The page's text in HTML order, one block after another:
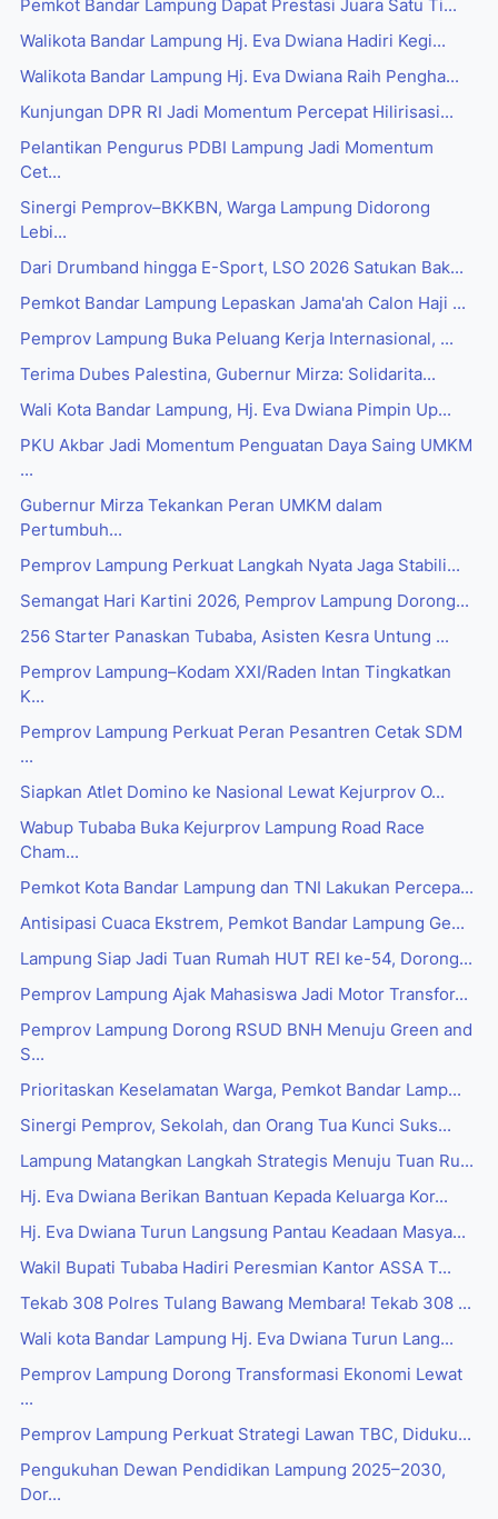
Pemkot Bandar Lampung Dapat Prestasi Juara Satu Ti...
Walikota Bandar Lampung Hj. Eva Dwiana Hadiri Kegi...
Walikota Bandar Lampung Hj. Eva Dwiana Raih Pengha...
Kunjungan DPR RI Jadi Momentum Percepat Hilirisasi...
Pelantikan Pengurus PDBI Lampung Jadi Momentum
Cet...
Sinergi Pemprov–BKKBN, Warga Lampung Didorong
Lebi...
Dari Drumband hingga E-Sport, LSO 2026 Satukan Bak...
Pemkot Bandar Lampung Lepaskan Jama'ah Calon Haji ...
Pemprov Lampung Buka Peluang Kerja Internasional, ...
Terima Dubes Palestina, Gubernur Mirza: Solidarita...
Wali Kota Bandar Lampung, Hj. Eva Dwiana Pimpin Up...
PKU Akbar Jadi Momentum Penguatan Daya Saing UMKM
...
Gubernur Mirza Tekankan Peran UMKM dalam
Pertumbuh...
Pemprov Lampung Perkuat Langkah Nyata Jaga Stabili...
Semangat Hari Kartini 2026, Pemprov Lampung Dorong...
256 Starter Panaskan Tubaba, Asisten Kesra Untung ...
Pemprov Lampung–Kodam XXI/Raden Intan Tingkatkan
K...
Pemprov Lampung Perkuat Peran Pesantren Cetak SDM
...
Siapkan Atlet Domino ke Nasional Lewat Kejurprov O...
Wabup Tubaba Buka Kejurprov Lampung Road Race
Cham...
Pemkot Kota Bandar Lampung dan TNI Lakukan Percepa...
Antisipasi Cuaca Ekstrem, Pemkot Bandar Lampung Ge...
Lampung Siap Jadi Tuan Rumah HUT REI ke-54, Dorong...
Pemprov Lampung Ajak Mahasiswa Jadi Motor Transfor...
Pemprov Lampung Dorong RSUD BNH Menuju Green and
S...
Prioritaskan Keselamatan Warga, Pemkot Bandar Lamp...
Sinergi Pemprov, Sekolah, dan Orang Tua Kunci Suks...
Lampung Matangkan Langkah Strategis Menuju Tuan Ru...
Hj. Eva Dwiana Berikan Bantuan Kepada Keluarga Kor...
Hj. Eva Dwiana Turun Langsung Pantau Keadaan Masya...
Wakil Bupati Tubaba Hadiri Peresmian Kantor ASSA T...
Tekab 308 Polres Tulang Bawang Membara! Tekab 308 ...
Wali kota Bandar Lampung Hj. Eva Dwiana Turun Lang...
Pemprov Lampung Dorong Transformasi Ekonomi Lewat
...
Pemprov Lampung Perkuat Strategi Lawan TBC, Diduku...
Pengukuhan Dewan Pendidikan Lampung 2025–2030,
Dor...